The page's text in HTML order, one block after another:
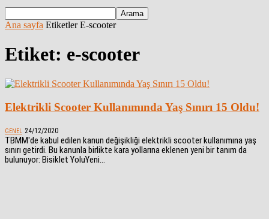
Ana sayfa Etiketler E-scooter
Etiket: e-scooter
Elektrikli Scooter Kullanımında Yaş Sınırı 15 Oldu!
GENEL 24/12/2020
TBMM'de kabul edilen kanun değişikliği elektrikli scooter kullanımına yaş
sınırı getirdi. Bu kanunla birlikte kara yollarına eklenen yeni bir tanım da
bulunuyor: Bisiklet YoluYeni...